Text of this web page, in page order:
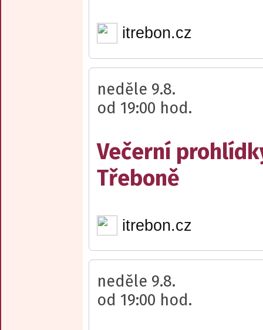
itrebon.cz
neděle 9.8.
od 19:00 hod.
Večerní
Třeboně
itrebon.cz
neděle 9.8.
od 19:00 hod.